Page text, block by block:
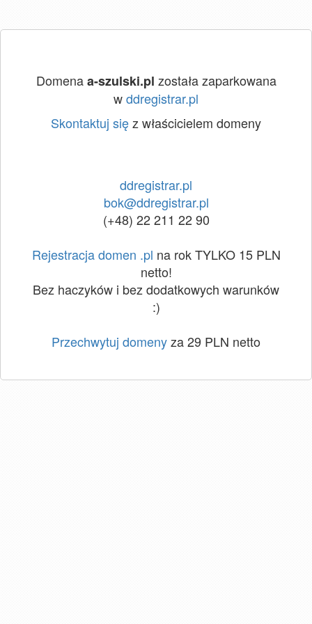
Domenaa-szulski.pl została zaparkowana
wddregistrar.pl
Skontaktuj sięz właścicielem domeny
ddregistrar.pl
bok@ddregistrar.pl
(+48) 22 211 22 90
Rejestracja domen .pl na rok TYLKO 15 PLN
netto!
Bez haczyków i bez dodatkowych warunków
:)
Przechwytuj domenyza 29 PLN netto